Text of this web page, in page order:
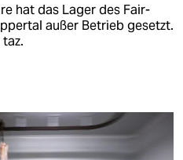
hat das Lager des Fair-
außer Betrieb gesetzt.